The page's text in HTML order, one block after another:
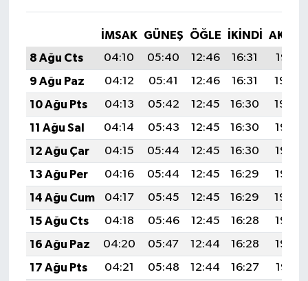
İMSAK GÜNEŞ ÖĞLE İKINDI
8 Ağu Cts
04:10 05:40 12:46 16:31
19:41
9 Ağu Paz
04:12 05:41 12:46 16:31
19:40
10 Ağu Pts
04:13 05:42 12:45 16:30
19:39
11 Ağu Sal
04:14 05:43 12:45 16:30
19:38
12 Ağu Çar
04:15 05:44 12:45 16:30
19:37
13 Ağu Per
04:16 05:44 12:45 16:29
19:36
14 Ağu Cum
04:17 05:45 12:45 16:29
19:34
15 Ağu Cts
04:18 05:46 12:45 16:28
19:33
16 Ağu Paz
04:20 05:47 12:44 16:28
19:32
17 Ağu Pts
04:21 05:48 12:44 16:27
19:31
Manyas
OLAY
OTOMOTİV
Resmi İlanlar
SAĞLIK
Savaştepe
SEYAHAT